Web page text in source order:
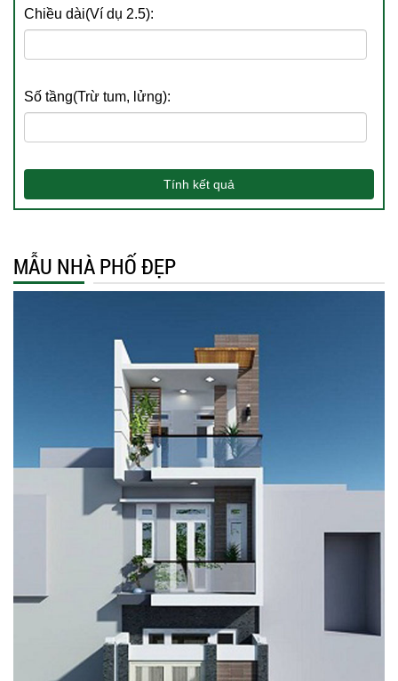
Chiều dài(Ví dụ 2.5):
Số tầng(Trừ tum, lửng):
Tính kết quả
MẪU NHÀ PHỐ ĐẸP